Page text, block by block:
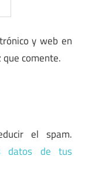
y web en
comente.
el spam.
datos de tus